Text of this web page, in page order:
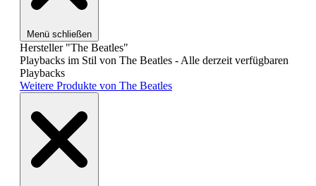
Menü schließen
Hersteller "The Beatles"
Playbacks im Stil von The Beatles - Alle derzeit verfügbaren
Playbacks
Weitere Produkte von The Beatles